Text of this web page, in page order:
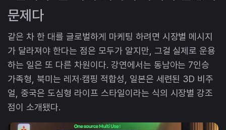
문제다
같은 차 한 대를 글로벌하게 마케팅 하려면 시장별 메시지
가 달라져야 한다는 점은 모두가 알지만, 그걸 실제로 운용
하는 일은 또 다른 차원이다. 강연에서는 동남아는 7인승
가족형, 북미는 레저·캠핑 적합성, 일본은 세련된 3D 비주
얼, 중국은 도심형 라이프 스타일이라는 식의 시장별 강조
점이 소개됐다.